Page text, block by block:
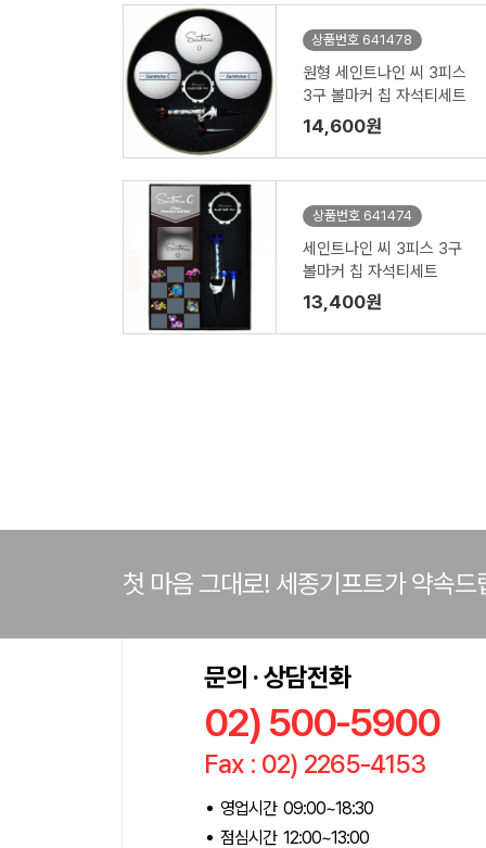
상품번호 641478
원형 세인트나인 씨 3피스
3구 볼마커 칩 자석티세트
14,600원
상품번호 641474
세인트나인 씨 3피스 3구
볼마커 칩 자석티세트
13,400원
첫 마음 그대로! 세종기프트가 약속드
문의 · 상담전화
02) 500-5900
Fax : 02) 2265-4153
영업시간 09:00~18:30
점심시간 12:00~13:00